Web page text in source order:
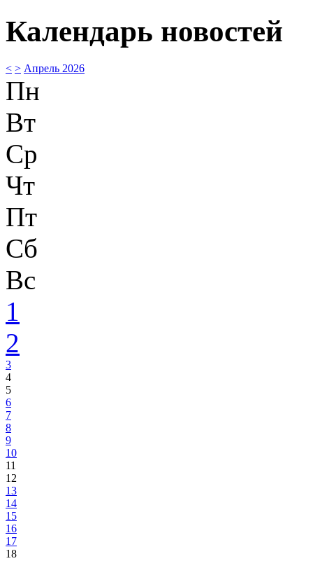
Календарь новостей
< > Апрель 2026
Пн
Вт
Ср
Чт
Пт
Сб
Вс
1
2
3
4
5
6
7
8
9
10
11
12
13
14
15
16
17
18